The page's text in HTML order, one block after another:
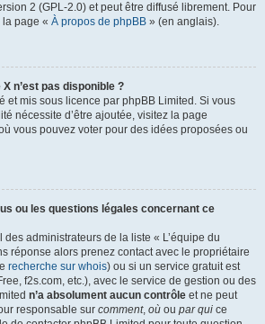
2 (GPL-2.0) et peut être diffusé librement. Pour
la page « À propos de phpBB » (en anglais).
n’est pas disponible ?
et mis sous licence par phpBB Limited. Si vous
nécessite d’être ajoutée, visitez la page
vous pouvez voter pour des idées proposées ou
ou les questions légales concernant ce
des administrateurs de la liste « L’équipe du
réponse alors prenez contact avec le propriétaire
recherche sur whois) ou si un service gratuit est
f2s.com, etc.), avec le service de gestion ou des
n’a absolument aucun contrôle et ne peut
responsable sur comment, où ou par qui ce